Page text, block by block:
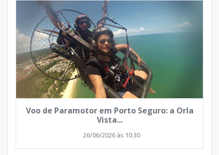
Voo de Paramotor em Porto Seguro: a Orla
Vista...
26/06/2026 às 10:30